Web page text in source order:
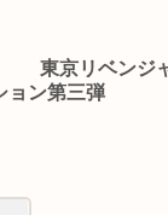
東京リベンジ
ョン第三弾